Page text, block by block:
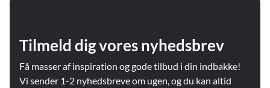
Tilmeld dig vores nyhedsbrev
Få masser af inspiration og gode tilbud i din indbakke!
Vi sender 1-2 nyhedsbreve om ugen, og du kan altid